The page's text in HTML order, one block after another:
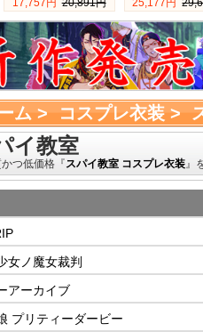
17,757円 20,891円
25,177円
ム> コスプレ衣装>
イ教室
つ低価格『 スパイ教室 コスプレ衣装 』
女ノ魔女裁判
アーカイブ
プリティーダービー